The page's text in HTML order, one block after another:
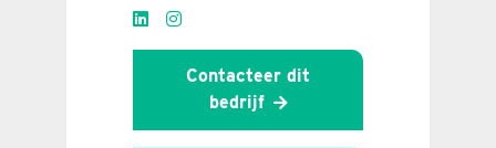
Contacteer dit
bedrijf